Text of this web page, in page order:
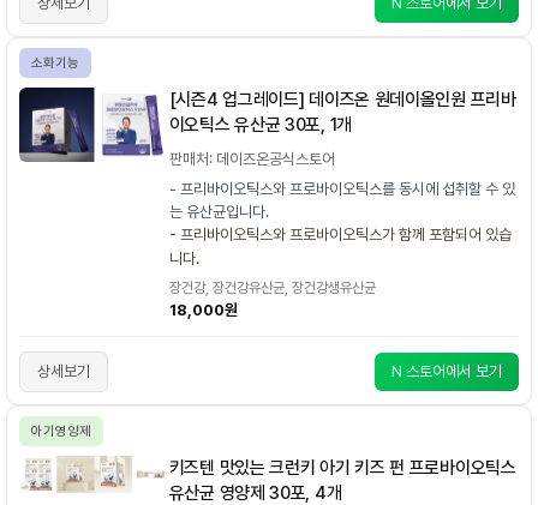
소화기능
[시즌4 업그레이드] 데이즈온 원데이올인원 프리바
이오틱스 유산균 30포, 1개
판매처: 데이즈온공식스토어
- 프리바이오틱스와 프로바이오틱스를 동시에 섭취할 수 있
는 유산균입니다.
- 프리바이오틱스와 프로바이오틱스가 함께 포함되어 있습
니다.
장건강, 장건강유산균, 장건강생유산균
18,000원
상세보기 N 스토어에서 보기
아기영양제
키즈텐 맛있는 크런키 아기 키즈 펀 프로바이오틱스
유산균 영양제 30포, 4개